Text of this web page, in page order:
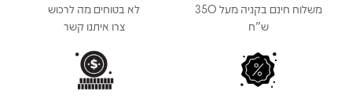
משלוח חינם בקניה מעל 350
ש"ח
לא בטוחים מה לרכוש
צרו איתנו קשר